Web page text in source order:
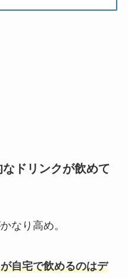
ドリンクが飲めて
なり高め。
自宅で飲めるのはデ